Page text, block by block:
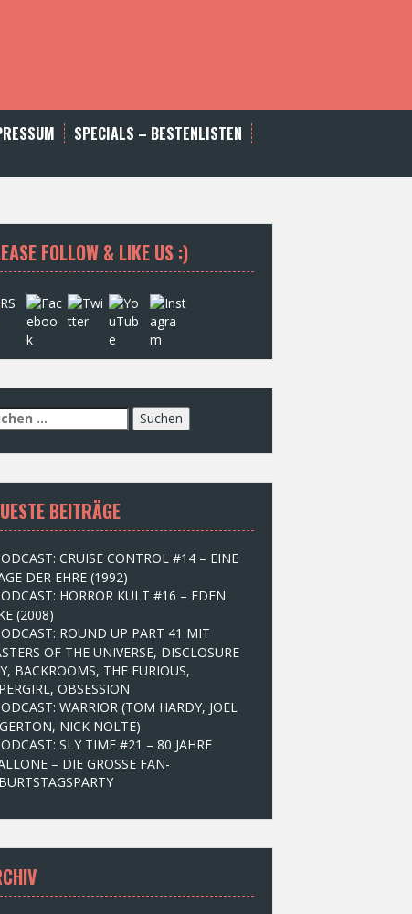
SPECIALS – BESTENLISTEN
FOLLOW & LIKE US :)
BEITRÄGE
CRUISE CONTROL #14 – EINE
DER EHRE (1992)
HORROR KULT #16 – EDEN
(2008)
ROUND UP PART 41 MIT
OF THE UNIVERSE, DISCLOSURE
BACKROOMS, THE FURIOUS,
OBSESSION
WARRIOR (TOM HARDY, JOEL
NICK NOLTE)
SLY TIME #21 – 80 JAHRE
– DIE GROSSE FAN-